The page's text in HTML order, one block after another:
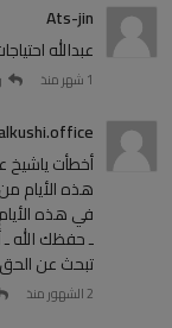
Ats-jin
عبدالله
1 شهر منذ
أخطأت ياشيخ
هذه الأيام
ـ حفظك الله ـ
تبحث عن
2 الشهور منذ